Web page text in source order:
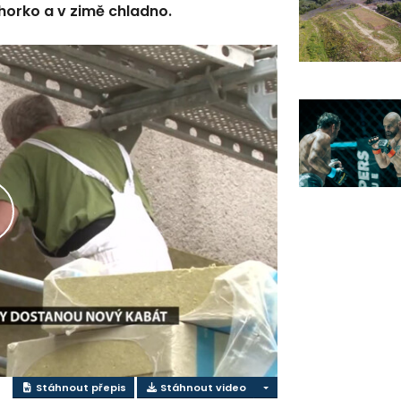
a v zimě chladno.
Stáhnout přepis Stáhnout video